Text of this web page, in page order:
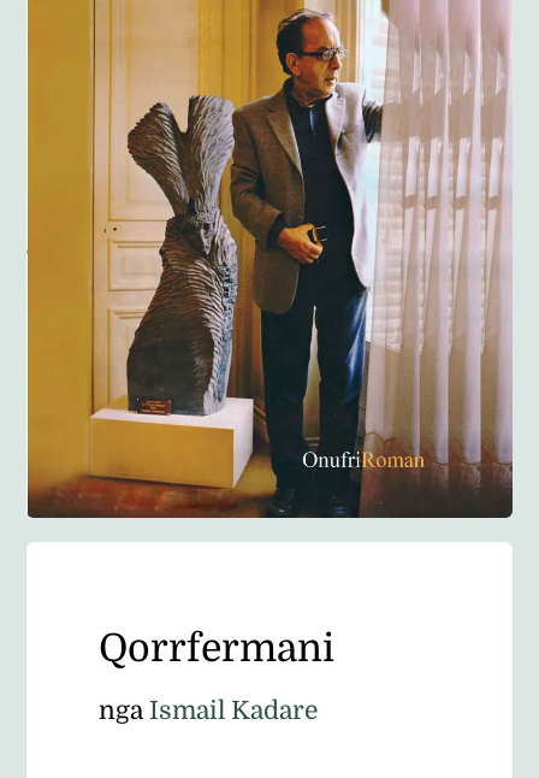
Anglisht
Ditarë
Evente
Blog
Qorrfermani
nga Ismail Kadare